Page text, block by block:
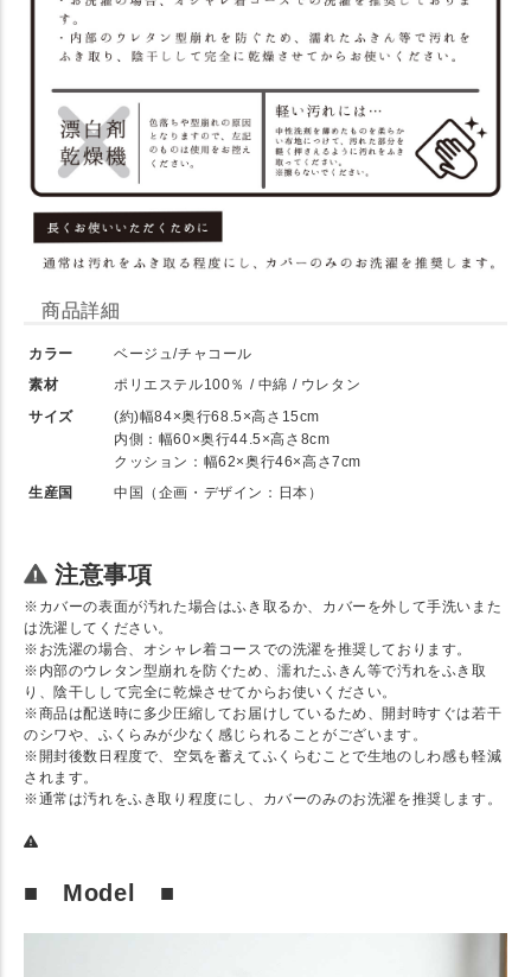
商品詳細
カラー
ベージュ/チャコール
素材
ポリエステル100％ / 中綿 / ウレタン
サイズ
(約)幅84×奥行68.5×高さ15cm
内側：幅60×奥行44.5×高さ8cm
クッション：幅62×奥行46×高さ7cm
生産国
中国（企画・デザイン：日本）
注意事項
※カバーの表面が汚れた場合はふき取るか、カバーを外して手洗いまた
は洗濯してください。
※お洗濯の場合、オシャレ着コースでの洗濯を推奨しております。
※内部のウレタン型崩れを防ぐため、濡れたふきん等で汚れをふき取
り、陰干しして完全に乾燥させてからお使いください。
※商品は配送時に多少圧縮してお届けしているため、開封時すぐは若干
のシワや、ふくらみが少なく感じられることがございます。
※開封後数日程度で、空気を蓄えてふくらむことで生地のしわ感も軽減
されます。
※通常は汚れをふき取り程度にし、カバーのみのお洗濯を推奨します。
■ Model ■